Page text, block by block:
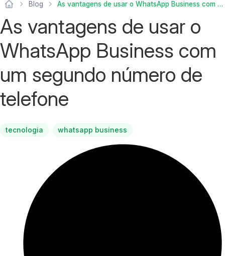
Blog As vantagens de usar o WhatsApp Business com um segundo número de telefone
As vantagens de usar o
WhatsApp Business com
um segundo número de
telefone
tecnologia whatsapp business